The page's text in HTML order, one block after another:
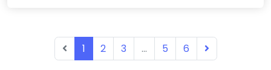
1 2 3 ... 5 6